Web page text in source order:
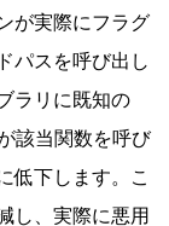
が実際にフラグ
パスを呼び出し
ラリに既知の
該当関数を呼び
低下します。こ
し、実際に悪用